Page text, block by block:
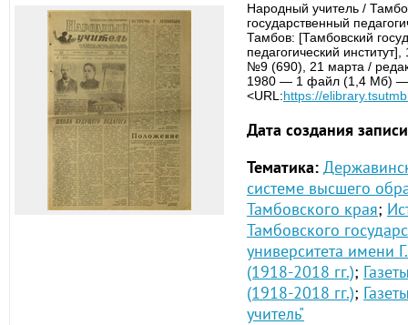
Народный учитель /
государственный
Тамбов: [Тамбовский
педагогический
№9 (690), 21 марта /
1980 — 1 файл (1,4 Мб) —
<URL:https://
Дата создания
Тематика:
системе высшего
Тамбовского края;
Тамбовского
университета имени
(1918-2018 гг.);
(1918-2018 гг.);
учитель"